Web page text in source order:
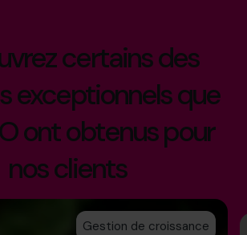
certains des
exceptionnels que
ont obtenus pour
nos clients
Gestion de croissance